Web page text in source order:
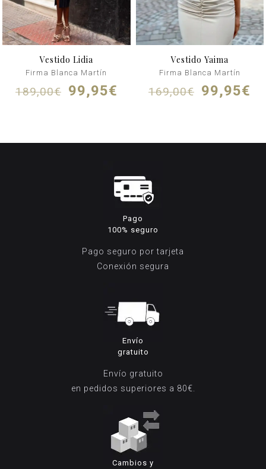
Vestido Lidia
Firma Blanca Martín
189,00€ El
era:
99,95€
es:
Vestido Yaima
Firma Blanca Martín
169,00€ El
era:
99,95€
Pago
100% seguro
Pago seguro por tarjeta
Conexión segura
Envío
gratuito
Envío gratuito
en pedidos superiores a 80€.
Cambios y